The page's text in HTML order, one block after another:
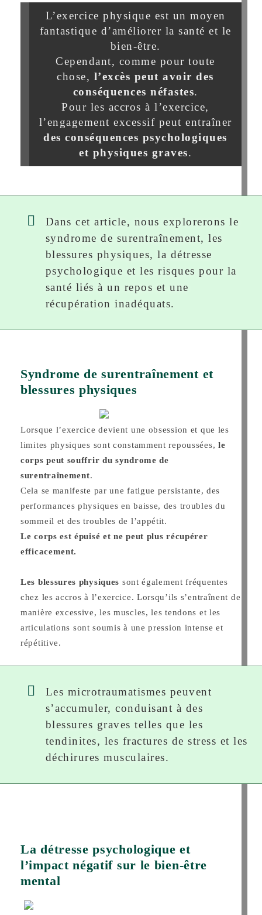
L’exercice physique est un moyen
fantastique d’améliorer la santé et le
bien-être.
Cependant, comme pour toute
chose, l’excès peut avoir des
conséquences néfastes.
Pour les accros à l’exercice,
l’engagement excessif peut entraîner
des conséquences psychologiques
et physiques graves.
Dans cet article, nous explorerons le
syndrome de surentraînement, les
blessures physiques, la détresse
psychologique et les risques pour la
santé liés à un repos et une
récupération inadéquats.
Syndrome de surentraînement et
blessures physiques
Lorsque l’exercice devient une obsession et que les
limites physiques sont constamment repoussées, le
corps peut souffrir du syndrome de
surentraînement.
Cela se manifeste par une fatigue persistante, des
performances physiques en baisse, des troubles du
sommeil et des troubles de l’appétit.
Le corps est épuisé et ne peut plus récupérer
efficacement.
Les blessures physiques sont également fréquentes
chez les accros à l’exercice. Lorsqu’ils s’entraînent de
manière excessive, les muscles, les tendons et les
articulations sont soumis à une pression intense et
répétitive.
Les microtraumatismes peuvent
s’accumuler, conduisant à des
blessures graves telles que les
tendinites, les fractures de stress et les
déchirures musculaires.
La détresse psychologique et
l’impact négatif sur le bien-être
mental